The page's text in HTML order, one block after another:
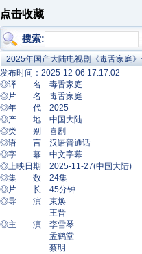
点击收藏
搜索:
2025年国产大陆电视剧《毒舌家庭
发布时间：2025-12-06 17:17:02
◎译 名 毒舌家庭
◎片 名 毒舌家庭
◎年 代 2025
◎产 地 中国大陆
◎类 别 喜剧
◎语 言 汉语普通话
◎字 幕 中文字幕
◎上映日期 2025-11-27(中国大陆)
◎集 数 24集
◎片 长 45分钟
◎导 演 束焕
王晋
◎主 演 李雪琴
孟鹤堂
蔡明